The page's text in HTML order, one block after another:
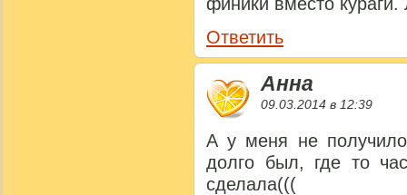
Ответить
Анна
09.03.2014 в 12:39
А у меня не
долго был, где то
сделала(((